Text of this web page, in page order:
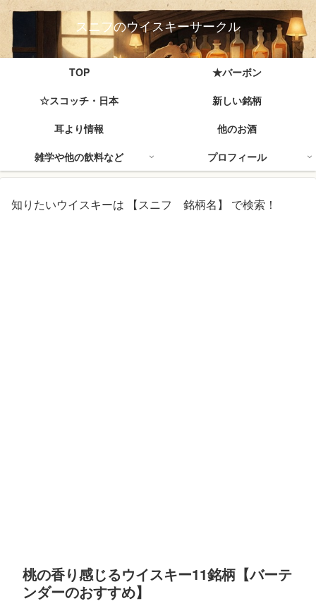
スニフのウイスキーサークル
TOP
★バーボン
☆スコッチ・日本
新しい銘柄
耳より情報
他のお酒
雑学や他の飲料など
プロフィール
知りたいウイスキーは 【スニフ 銘柄名】 で検索！
桃の香り感じるウイスキー11銘柄【バーテ
ンダーのおすすめ】